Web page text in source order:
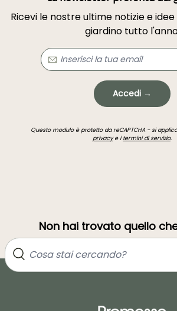
Ricevi le nostre ultime notizie e
giardino tutto
Accedi →
Questo modulo è protetto da reCAPTCHA - si
privacye itermini di servizio.
Non hai trovato quello